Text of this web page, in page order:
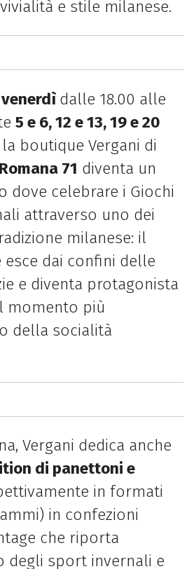
e stile milanese.
dalle 18.00 alle
5 e 6, 12 e 13, 19 e 20
la boutique Vergani di
71 diventa un
dove celebrare i Giochi
attraverso uno dei
milanese: il
esce dai confini delle
e diventa protagonista
momento più
della socialità
Vergani dedica anche
di panettoni e
in formati
in confezioni
che riporta
degli sport invernali e